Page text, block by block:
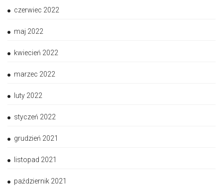
czerwiec 2022
maj 2022
kwiecień 2022
marzec 2022
luty 2022
styczeń 2022
grudzień 2021
listopad 2021
październik 2021